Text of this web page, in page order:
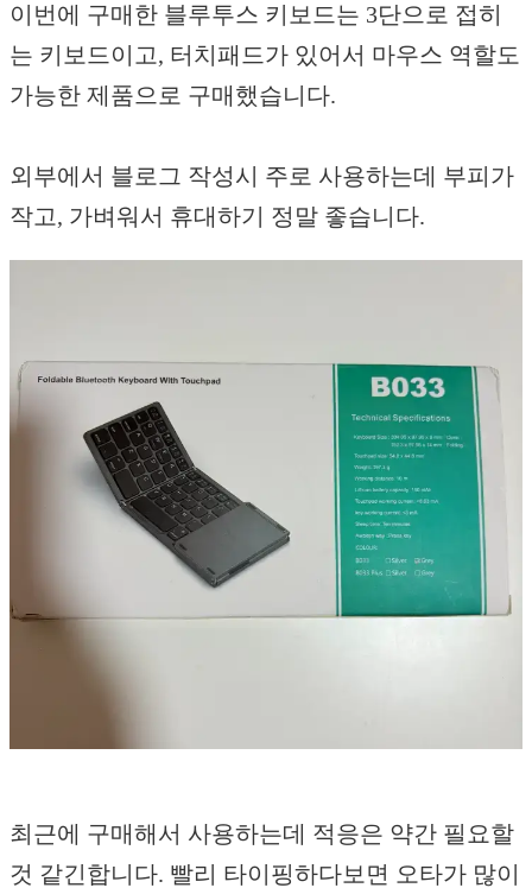
이번에 구매한 블루투스 키보드는 3단으로 접히
는 키보드이고, 터치패드가 있어서 마우스 역할도
가능한 제품으로 구매했습니다.
외부에서 블로그 작성시 주로 사용하는데 부피가
작고, 가벼워서 휴대하기 정말 좋습니다.
최근에 구매해서 사용하는데 적응은 약간 필요할
것 같긴합니다. 빨리 타이핑하다보면 오타가 많이